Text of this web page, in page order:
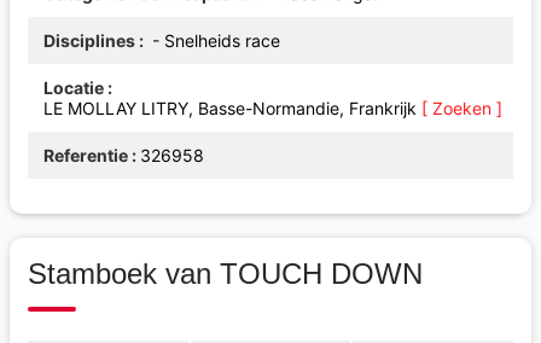
Disciplines - Snelheids race
Locatie
LE MOLLAY LITRY, Basse-Normandie, Frankrijk [ Zoeken ]
Referentie 326958
Stamboek van TOUCH DOWN